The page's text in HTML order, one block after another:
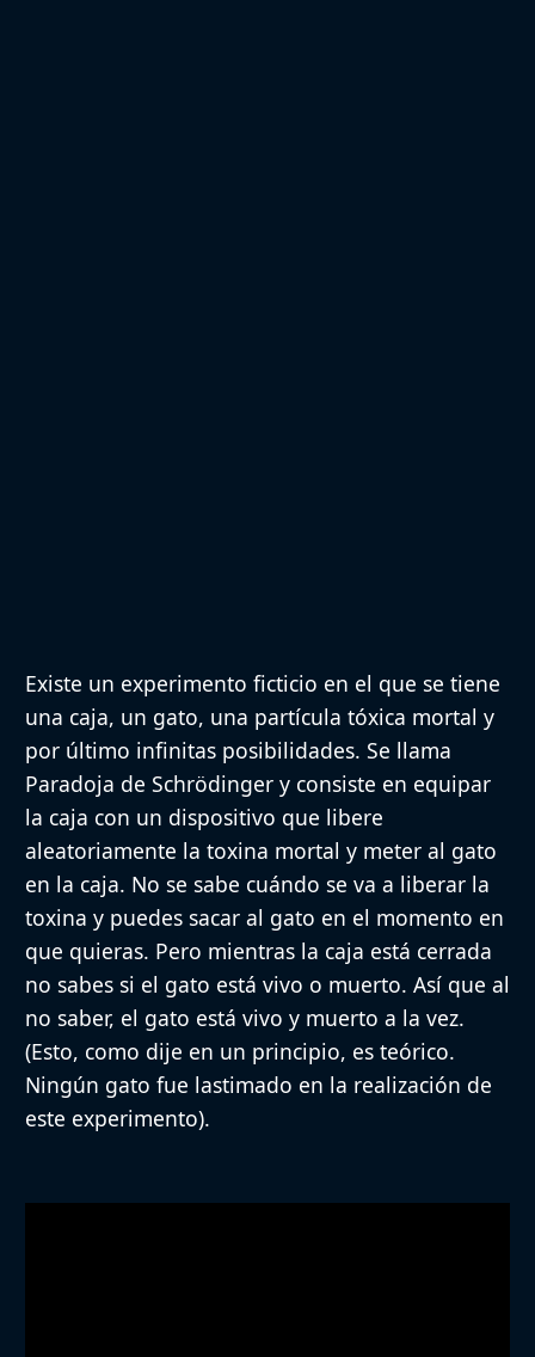
Existe un experimento ficticio en el que se tiene
una caja, un gato, una partícula tóxica mortal y
por último infinitas posibilidades. Se llama
Paradoja de Schrödinger y consiste en equipar
la caja con un dispositivo que libere
aleatoriamente la toxina mortal y meter al gato
en la caja. No se sabe cuándo se va a liberar la
toxina y puedes sacar al gato en el momento en
que quieras. Pero mientras la caja está cerrada
no sabes si el gato está vivo o muerto. Así que al
no saber, el gato está vivo y muerto a la vez.
(Esto, como dije en un principio, es teórico.
Ningún gato fue lastimado en la realización de
este experimento).